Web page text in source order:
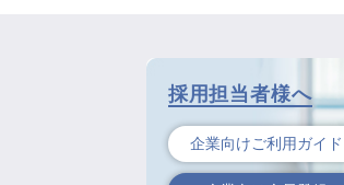
採用担当者様へ
企業向けご利用ガイド